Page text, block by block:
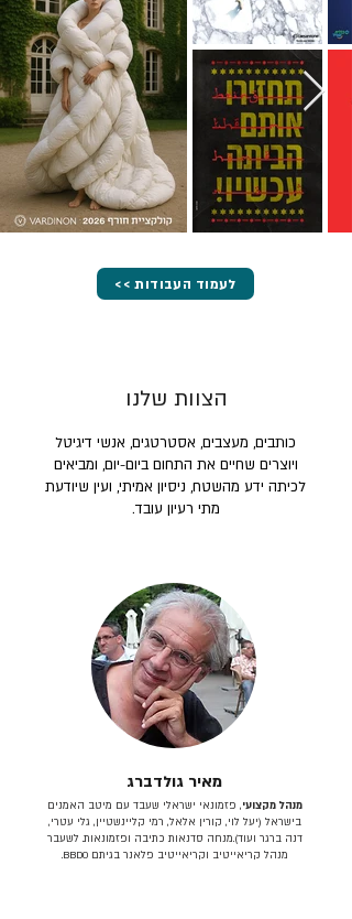
<< לעמוד העבודות
הצוות שלנו
כותבים, מעצבים, אסטרטגים, אנשי דיגיטל
ויוצרים שחיים את התחום ביום-יום, ומביאים
לכיתה ידע מהשטח, ניסיון אמיתי, ועין שיודעת
מתי רעיון עובד.
מאיר גולדברג
מנהל מקצועי, פזמונאי ישראלי שעבד עם מיטב האמנים
בישראל (יעל לוי, קורין אלאל, רמי קליינשטיין, גלי עטרי,
דנה ברגר ועוד).מנחה סדנאות כתיבה ופזמונאות. לשעבר
מנהל קריאייטיב וקריאייטיב פלאנר בגיתם BBDO.